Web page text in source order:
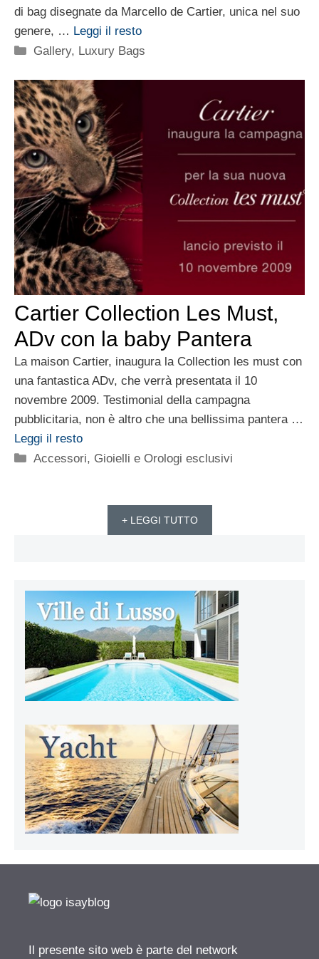
di bag disegnate da Marcello de Cartier, unica nel suo
genere, … Leggi il resto
Categorie
Gallery, Luxury Bags
Cartier Collection Les Must,
ADv con la baby Pantera
La maison Cartier, inaugura la Collection les must con
una fantastica ADv, che verrà presentata il 10
novembre 2009. Testimonial della campagna
pubblicitaria, non è altro che una bellissima pantera …
Leggi il resto
Categorie
Accessori, Gioielli e Orologi esclusivi
+ LEGGI TUTTO
Il presente sito web è parte del network